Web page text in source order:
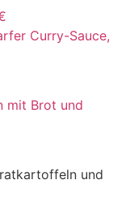
Curry-Sauce,
mit Brot und
und